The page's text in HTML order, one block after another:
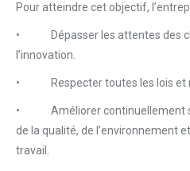
Pour atteindre cet objectif,
•
Dépasser les attentes des
l’innovation.
• Respecter toutes les lois
•
Améliorer continuellement
de la qualité, de l’environnement
travail.